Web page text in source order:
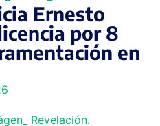
Ernesto
por 8
en